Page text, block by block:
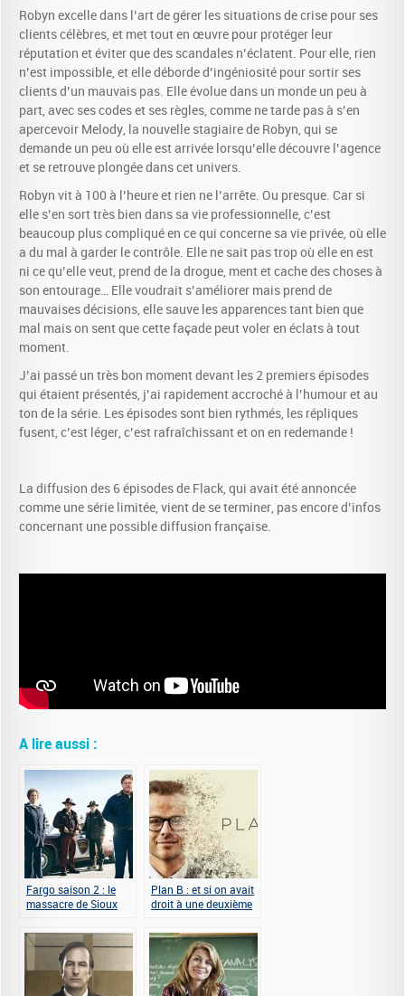
Robyn excelle dans l’art de gérer les situations de crise pour ses
clients célèbres, et met tout en œuvre pour protéger leur
réputation et éviter que des scandales n’éclatent. Pour elle, rien
n’est impossible, et elle déborde d’ingéniosité pour sortir ses
clients d’un mauvais pas. Elle évolue dans un monde un peu à
part, avec ses codes et ses règles, comme ne tarde pas à s’en
apercevoir Melody, la nouvelle stagiaire de Robyn, qui se
demande un peu où elle est arrivée lorsqu’elle découvre l’agence
et se retrouve plongée dans cet univers.
Robyn vit à 100 à l’heure et rien ne l’arrête. Ou presque. Car si
elle s’en sort très bien dans sa vie professionnelle, c’est
beaucoup plus compliqué en ce qui concerne sa vie privée, où elle
a du mal à garder le contrôle. Elle ne sait pas trop où elle en est
ni ce qu’elle veut, prend de la drogue, ment et cache des choses à
son entourage… Elle voudrait s’améliorer mais prend de
mauvaises décisions, elle sauve les apparences tant bien que
mal mais on sent que cette façade peut voler en éclats à tout
moment.
J’ai passé un très bon moment devant les 2 premiers épisodes
qui étaient présentés, j’ai rapidement accroché à l’humour et au
ton de la série. Les épisodes sont bien rythmés, les répliques
fusent, c’est léger, c’est rafraîchissant et on en redemande !
La diffusion des 6 épisodes de Flack, qui avait été annoncée
comme une série limitée, vient de se terminer, pas encore d’infos
concernant une possible diffusion française.
A lire aussi :
Fargo saison 2 : le
massacre de Sioux
Plan B : et si on avait
droit à une deuxième